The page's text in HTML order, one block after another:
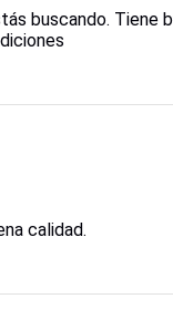
buscando. Tiene
calidad.